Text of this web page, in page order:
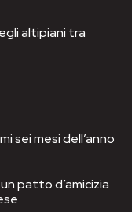
altipiani tra
sei mesi dell’anno
patto d’amicizia